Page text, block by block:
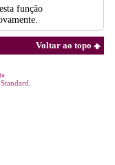
função
Voltar ao topo